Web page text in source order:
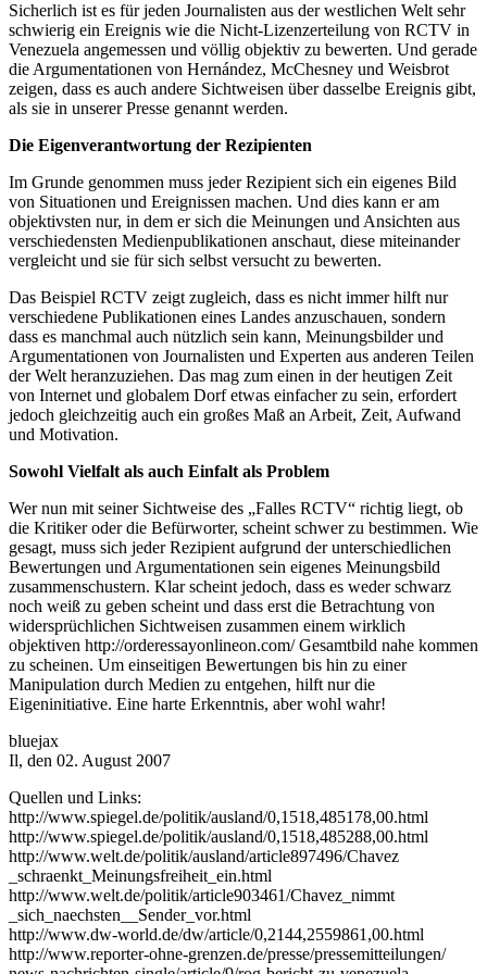
Sicherlich ist es für jeden Journalisten aus der westlichen Welt sehr
schwierig ein Ereignis wie die Nicht-Lizenzerteilung von RCTV in
Venezuela angemessen und völlig objektiv zu bewerten. Und gerade
die Argumentationen von Hernández, McChesney und Weisbrot
zeigen, dass es auch andere Sichtweisen über dasselbe Ereignis gibt,
als sie in unserer Presse genannt werden.
Die Eigenverantwortung der Rezipienten
Im Grunde genommen muss jeder Rezipient sich ein eigenes Bild
von Situationen und Ereignissen machen. Und dies kann er am
objektivsten nur, in dem er sich die Meinungen und Ansichten aus
verschiedensten Medienpublikationen anschaut, diese miteinander
vergleicht und sie für sich selbst versucht zu bewerten.
Das Beispiel RCTV zeigt zugleich, dass es nicht immer hilft nur
verschiedene Publikationen eines Landes anzuschauen, sondern
dass es manchmal auch nützlich sein kann, Meinungsbilder und
Argumentationen von Journalisten und Experten aus anderen Teilen
der Welt heranzuziehen. Das mag zum einen in der heutigen Zeit
von Internet und globalem Dorf etwas einfacher zu sein, erfordert
jedoch gleichzeitig auch ein großes Maß an Arbeit, Zeit, Aufwand
und Motivation.
Sowohl Vielfalt als auch Einfalt als Problem
Wer nun mit seiner Sichtweise des „Falles RCTV“ richtig liegt, ob
die Kritiker oder die Befürworter, scheint schwer zu bestimmen. Wie
gesagt, muss sich jeder Rezipient aufgrund der unterschiedlichen
Bewertungen und Argumentationen sein eigenes Meinungsbild
zusammenschustern. Klar scheint jedoch, dass es weder schwarz
noch weiß zu geben scheint und dass erst die Betrachtung von
widersprüchlichen Sichtweisen zusammen einem wirklich
objektiven http://orderessayonlineon.com/ Gesamtbild nahe kommen
zu scheinen. Um einseitigen Bewertungen bis hin zu einer
Manipulation durch Medien zu entgehen, hilft nur die
Eigeninitiative. Eine harte Erkenntnis, aber wohl wahr!
bluejax
Il, den 02. August 2007
Quellen und Links:
http://www.spiegel.de/politik/ausland/0,1518,485178,00.html
http://www.spiegel.de/politik/ausland/0,1518,485288,00.html
http://www.welt.de/politik/ausland/article897496/Chavez
_schraenkt_Meinungsfreiheit_ein.html
http://www.welt.de/politik/article903461/Chavez_nimmt
_sich_naechsten__Sender_vor.html
http://www.dw-world.de/dw/article/0,2144,2559861,00.html
http://www.reporter-ohne-grenzen.de/presse/pressemitteilungen/